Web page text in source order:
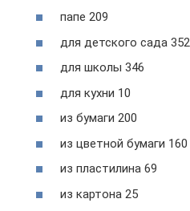
папе 209
для детского сада 352
для школы 346
для кухни 10
из бумаги 200
из цветной бумаги 160
из пластилина 69
из картона 25